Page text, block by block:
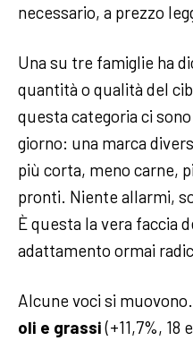
necessario, a prezzo
Una su tre famiglie ha
quantità o qualità del
questa categoria ci
giorno: una marca
più corta, meno carne,
pronti. Niente allarmi,
È questa la vera faccia
adattamento ormai
Alcune voci si
oli e grassi(+11,7%, 18